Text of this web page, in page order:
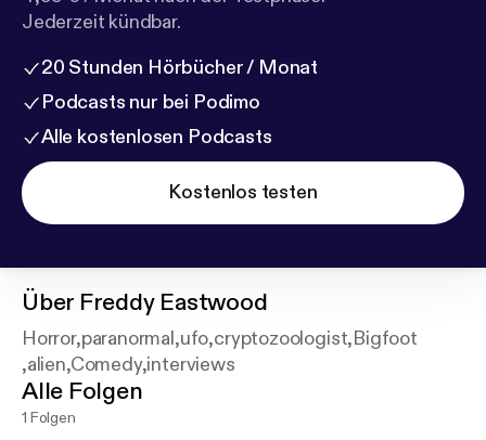
Jederzeit kündbar.
20 Stunden Hörbücher / Monat
Podcasts nur bei Podimo
Alle kostenlosen Podcasts
Kostenlos testen
Über Freddy Eastwood
Horror,paranormal,ufo,cryptozoologist,Bigfoot
,alien,Comedy,interviews
Alle Folgen
1 Folgen